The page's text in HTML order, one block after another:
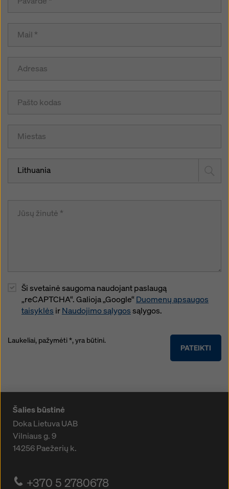
Lithuania
Ši svetainė saugoma naudojant paslaugą
„reCAPTCHA“. Galioja „Google“Duomenų apsaugos
taisyklės irNaudojimo sąlygossąlygos.
PATEIKTI
Laukeliai, pažymėti *, yra būtini.
Šalies būstinė
Doka Lietuva UAB
Vilniaus g. 9
14256Paežerių k.
+370 5 2780678